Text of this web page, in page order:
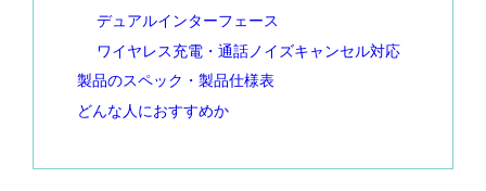
デュアルインターフェース
ワイヤレス充電・通話ノイズキャンセル対応
製品のスペック・製品仕様表
どんな人におすすめか